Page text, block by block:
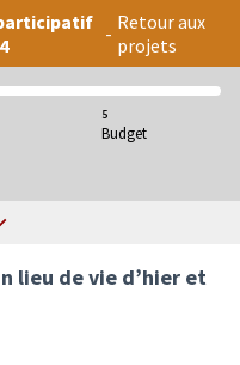
- Retour aux
projets
5
Budget
lieu de vie d’hier et